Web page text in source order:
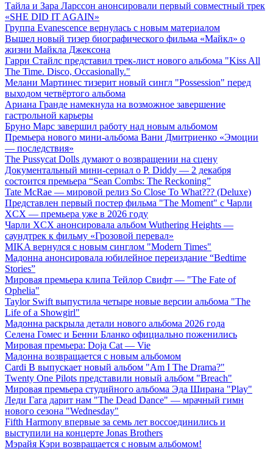
Тайла и Зара Ларссон анонсировали первый совместный трек
«SHE DID IT AGAIN»
Группа Evanescence вернулась с новым материалом
Вышел новый тизер биографического фильма «Майкл» о
жизни Майкла Джексона
Гарри Стайлс представил трек-лист нового альбома "Kiss All
The Time. Disco, Occasionally."
Мелани Мартинес тизерит новый сингл "Possession" перед
выходом четвёртого альбома
Ариана Гранде намекнула на возможное завершение
гастрольной карьеры
Бруно Марс завершил работу над новым альбомом
Премьера нового мини-альбома Вани Дмитриенко «Эмоции
— последствия»
The Pussycat Dolls думают о возвращении на сцену
Документальный мини-сериал о P. Diddy — 2 декабря
состоится премьера “Sean Combs: The Reckoning”
Tate McRae — мировой релиз So Close To What??? (Deluxe)
Представлен первый постер фильма "The Moment" с Чарли
XCX — премьера уже в 2026 году
Чарли XCX анонсировала альбом Wuthering Heights —
саундтрек к фильму «Грозовой перевал»
MIKA вернулся с новым синглом "Modern Times"
Мадонна анонсировала юбилейное переиздание “Bedtime
Stories”
Мировая премьера клипа Тейлор Свифт — "The Fate of
Ophelia"
Taylor Swift выпустила четыре новые версии альбома "The
Life of a Showgirl"
Мадонна раскрыла детали нового альбома 2026 года
Селена Гомес и Бенни Бланко официально поженились
Мировая премьера: Doja Cat — Vie
Мадонна возвращается с новым альбомом
Cardi B выпускает новый альбом "Am I The Drama?"
Twenty One Pilots представили новый альбом "Breach"
Мировая премьера студийного альбома Эда Ширана "Play"
Леди Гага дарит нам "The Dead Dance" — мрачный гимн
нового сезона "Wednesday"
Fifth Harmony впервые за семь лет воссоединились и
выступили на концерте Jonas Brothers
Мэрайя Кэри возвращается с новым альбомом!